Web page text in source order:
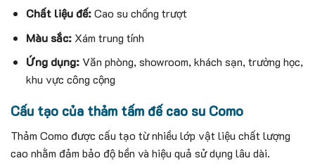
Chất liệu đế:Cao su chống trượt
Màu sắc: Xám trung tính
Ứng dụng:Văn phòng, showroom, khách sạn, trường học,
khu vực công cộng
Cấu tạo của thảm tấm đế cao su Como
Thảm Como được cấu tạo từ nhiều lớp vật liệu chất lượng
cao nhằm đảm bảo độ bền và hiệu quả sử dụng lâu dài.